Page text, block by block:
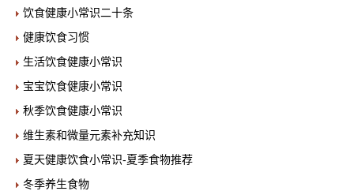
饮食健康小常识二十条
健康饮食习惯
生活饮食健康小常识
宝宝饮食健康小常识
秋季饮食健康小常识
维生素和微量元素补充知识
夏天健康饮食小常识-夏季食物推荐
冬季养生食物